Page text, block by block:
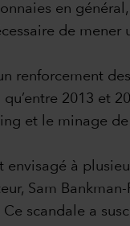
en
de
renforcement
qu’entre 2013 et
et le minage
envisagé à
Sam
Ce scandale a